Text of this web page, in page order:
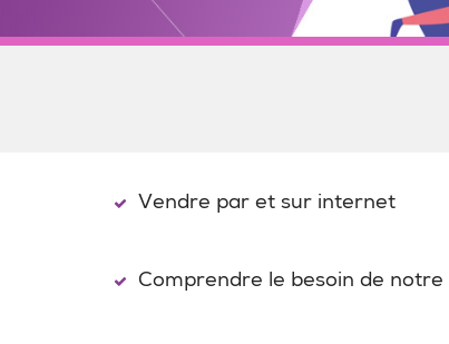
Vendre par et sur internet
Comprendre le besoin de